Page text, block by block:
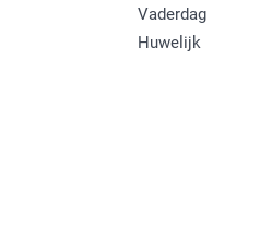
Vaderdag
Huwelijk